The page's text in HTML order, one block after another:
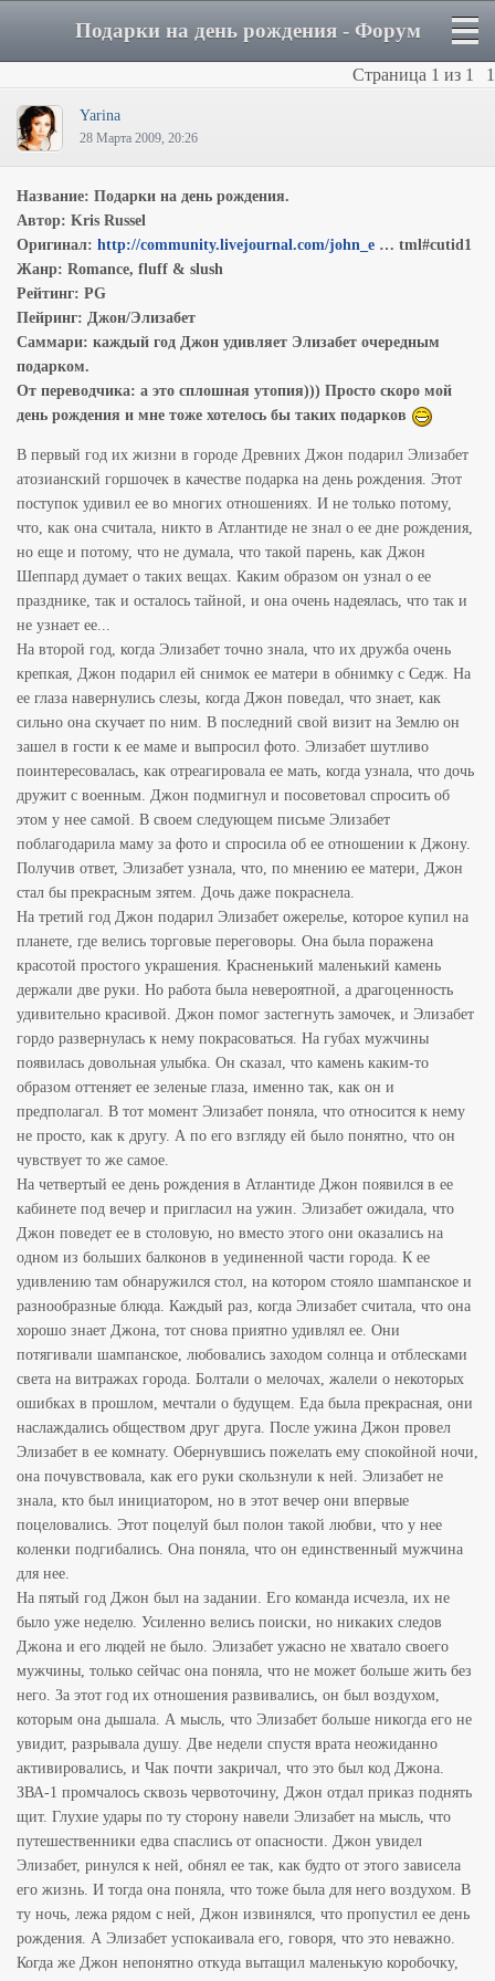
Подарки на день рождения - Форум
Страница 1 из 1 1
Yarina
28 Марта 2009, 20:26
Название: Подарки на день рождения.
Автор: Kris Russel
Оригинал: http://community.livejournal.com/john_e … tml#cutid1
Жанр: Romance, fluff & slush
Рейтинг: PG
Пейринг: Джон/Элизабет
Саммари: каждый год Джон удивляет Элизабет очередным
подарком.
От переводчика: а это сплошная утопия))) Просто скоро мой
день рождения и мне тоже хотелось бы таких подарков
В первый год их жизни в городе Древних Джон подарил Элизабет
атозианский горшочек в качестве подарка на день рождения. Этот
поступок удивил ее во многих отношениях. И не только потому,
что, как она считала, никто в Атлантиде не знал о ее дне рождения,
но еще и потому, что не думала, что такой парень, как Джон
Шеппард думает о таких вещах. Каким образом он узнал о ее
празднике, так и осталось тайной, и она очень надеялась, что так и
не узнает ее...
На второй год, когда Элизабет точно знала, что их дружба очень
крепкая, Джон подарил ей снимок ее матери в обнимку с Седж. На
ее глаза навернулись слезы, когда Джон поведал, что знает, как
сильно она скучает по ним. В последний свой визит на Землю он
зашел в гости к ее маме и выпросил фото. Элизабет шутливо
поинтересовалась, как отреагировала ее мать, когда узнала, что дочь
дружит с военным. Джон подмигнул и посоветовал спросить об
этом у нее самой. В своем следующем письме Элизабет
поблагодарила маму за фото и спросила об ее отношении к Джону.
Получив ответ, Элизабет узнала, что, по мнению ее матери, Джон
стал бы прекрасным зятем. Дочь даже покраснела.
На третий год Джон подарил Элизабет ожерелье, которое купил на
планете, где велись торговые переговоры. Она была поражена
красотой простого украшения. Красненький маленький камень
держали две руки. Но работа была невероятной, а драгоценность
удивительно красивой. Джон помог застегнуть замочек, и Элизабет
гордо развернулась к нему покрасоваться. На губах мужчины
появилась довольная улыбка. Он сказал, что камень каким-то
образом оттеняет ее зеленые глаза, именно так, как он и
предполагал. В тот момент Элизабет поняла, что относится к нему
не просто, как к другу. А по его взгляду ей было понятно, что он
чувствует то же самое.
На четвертый ее день рождения в Атлантиде Джон появился в ее
кабинете под вечер и пригласил на ужин. Элизабет ожидала, что
Джон поведет ее в столовую, но вместо этого они оказались на
одном из больших балконов в уединенной части города. К ее
удивлению там обнаружился стол, на котором стояло шампанское и
разнообразные блюда. Каждый раз, когда Элизабет считала, что она
хорошо знает Джона, тот снова приятно удивлял ее. Они
потягивали шампанское, любовались заходом солнца и отблесками
света на витражах города. Болтали о мелочах, жалели о некоторых
ошибках в прошлом, мечтали о будущем. Еда была прекрасная, они
наслаждались обществом друг друга. После ужина Джон провел
Элизабет в ее комнату. Обернувшись пожелать ему спокойной ночи,
она почувствовала, как его руки скользнули к ней. Элизабет не
знала, кто был инициатором, но в этот вечер они впервые
поцеловались. Этот поцелуй был полон такой любви, что у нее
коленки подгибались. Она поняла, что он единственный мужчина
для нее.
На пятый год Джон был на задании. Его команда исчезла, их не
было уже неделю. Усиленно велись поиски, но никаких следов
Джона и его людей не было. Элизабет ужасно не хватало своего
мужчины, только сейчас она поняла, что не может больше жить без
него. За этот год их отношения развивались, он был воздухом,
которым она дышала. А мысль, что Элизабет больше никогда его не
увидит, разрывала душу. Две недели спустя врата неожиданно
активировались, и Чак почти закричал, что это был код Джона.
ЗВА-1 промчалось сквозь червоточину, Джон отдал приказ поднять
щит. Глухие удары по ту сторону навели Элизабет на мысль, что
путешественники едва спаслись от опасности. Джон увидел
Элизабет, ринулся к ней, обнял ее так, как будто от этого зависела
его жизнь. И тогда она поняла, что тоже была для него воздухом. В
ту ночь, лежа рядом с ней, Джон извинялся, что пропустил ее день
рождения. А Элизабет успокаивала его, говоря, что это неважно.
Когда же Джон непонятно откуда вытащил маленькую коробочку,